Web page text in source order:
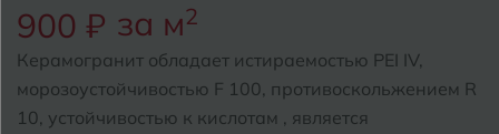
900 ₽ за м2
Керамогранит обладает истираемостью PEI IV,
морозоустойчивостью F 100, противоскольжением R
10, устойчивостью к кислотам , является
Барнаул
Белгород
Белореченск
Ростов-на-Дону
Рыбинск